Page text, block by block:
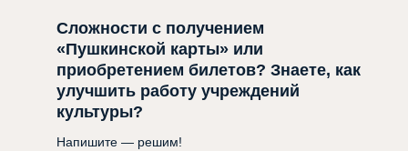
Сложности с получением
«Пушкинской карты» или
приобретением билетов? Знаете, как
улучшить работу учреждений
культуры?
Напишите — решим!